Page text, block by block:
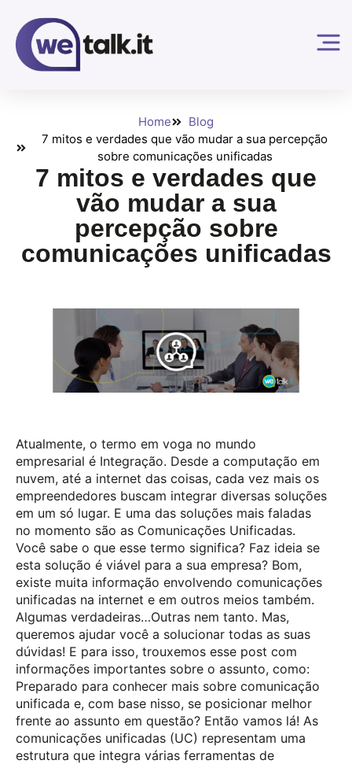
Home
Blog
7 mitos e verdades que vão mudar a sua percepção
sobre comunicações unificadas
7 mitos e verdades que
vão mudar a sua
percepção sobre
comunicações unificadas
Atualmente, o termo em voga no mundo
empresarial é Integração. Desde a computação em
nuvem, até a internet das coisas, cada vez mais os
empreendedores buscam integrar diversas soluções
em um só lugar. E uma das soluções mais faladas
no momento são as Comunicações Unificadas.
Você sabe o que esse termo significa? Faz ideia se
esta solução é viável para a sua empresa? Bom,
existe muita informação envolvendo comunicações
unificadas na internet e em outros meios também.
Algumas verdadeiras…Outras nem tanto. Mas,
queremos ajudar você a solucionar todas as suas
dúvidas! E para isso, trouxemos esse post com
informações importantes sobre o assunto, como:
Preparado para conhecer mais sobre comunicação
unificada e, com base nisso, se posicionar melhor
frente ao assunto em questão? Então vamos lá! As
comunicações unificadas (UC) representam uma
estrutura que integra várias ferramentas de